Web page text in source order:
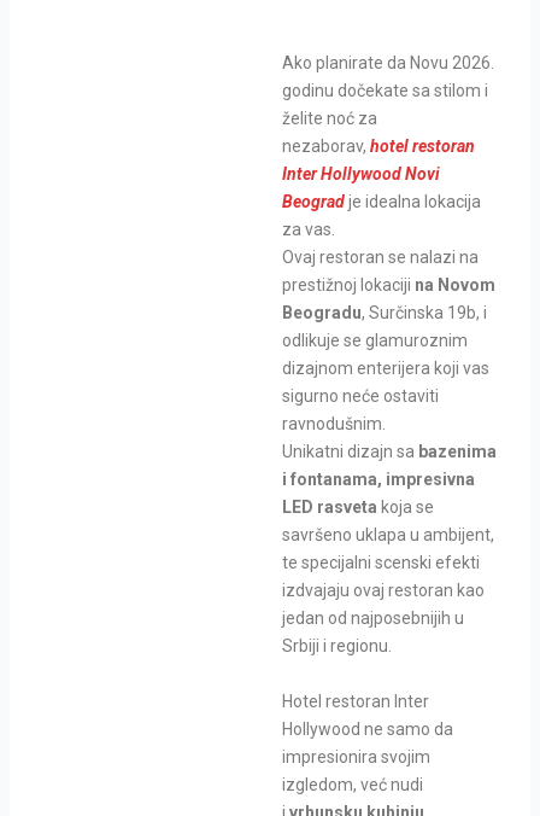
Ako planirate da Novu 2026.
godinu dočekate sa stilom i
želite noć za
nezaborav, hotel restoran
Inter Hollywood Novi
Beogradje idealna lokacija
za vas.
Ovaj restoran se nalazi na
prestižnoj lokaciji na Novom
Beogradu, Surčinska 19b, i
odlikuje se glamuroznim
dizajnom enterijera koji vas
sigurno neće ostaviti
ravnodušnim.
Unikatni dizajn sa bazenima
i fontanama, impresivna
LED rasveta koja se
savršeno uklapa u ambijent,
te specijalni scenski efekti
izdvajaju ovaj restoran kao
jedan od najposebnijih u
Srbiji i regionu.
Hotel restoran Inter
Hollywood ne samo da
impresionira svojim
izgledom, već nudi
i vrhunsku kuhinju,